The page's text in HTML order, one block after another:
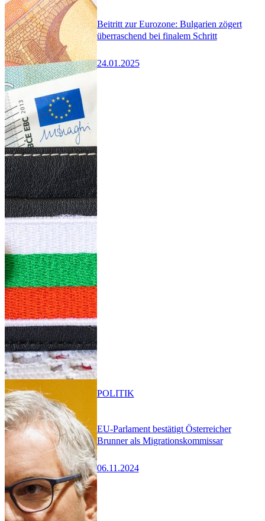
Beitritt zur Eurozone: Bulgarien zögert
überraschend bei finalem Schritt
24.01.2025
EU-Parlament bestätigt Österreicher
Brunner als Migrationskommissar
06.11.2024
POLITIK